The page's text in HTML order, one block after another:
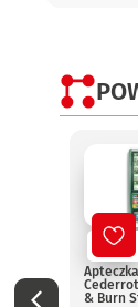
Nowy
& Burn